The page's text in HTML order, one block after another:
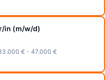
in (m/w/d)
€ - 47.000 €